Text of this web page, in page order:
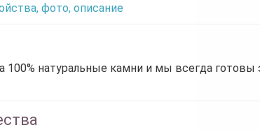
фото, описание
100% натуральные камни и мы всегда